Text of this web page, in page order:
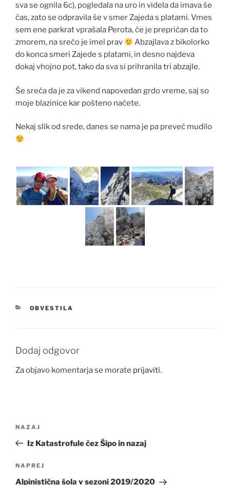
sva se ognila 6c), pogledala na uro in videla da imava še
čas, zato se odpravila še v smer Zajeda s platami. Vmes
sem ene parkrat vprašala Perota, če je prepričan da to
zmorem, na srečo je imel prav
Abzajlava z bikolorko
do konca smeri Zajede s platami, in desno najdeva
dokaj vhojno pot, tako da sva si prihranila tri abzajle.
Še sreča da je za vikend napovedan grdo vreme, saj so
moje blazinice kar pošteno načete.
Nekaj slik od srede, danes se nama je pa preveč mudilo
KATEGORIJE
OBVESTILA
Dodaj odgovor
Za objavo komentarja se morate prijaviti.
Prejšnji
prispevek
NAZAJ
Iz Katastrofule čez Šipo in nazaj
Naslednji
prispevek
NAPREJ
Alpinistična šola v sezoni 2019/2020